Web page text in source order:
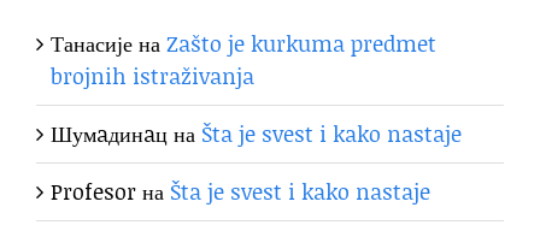
ТанасијенаZašto je kurkuma predmet
brojnih istraživanja
Шумaдинaцна Šta je svest i kako nastaje
Profesorна Šta je svest i kako nastaje